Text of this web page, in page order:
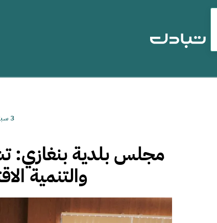
3 سبتمبر, 2019
مجلس بلدية بنغازي:
والتنمية